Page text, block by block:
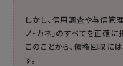
しかし、信用調査や与信管
ノ・カネ」のすべてを正確
このことから、債権回収に
す。